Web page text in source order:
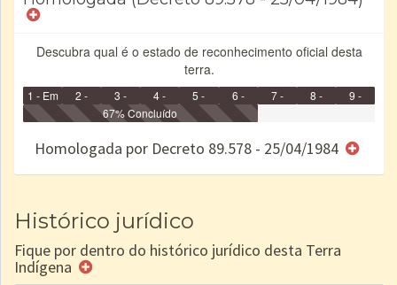
Descubra qual é o estado de reconhecimento oficial desta
terra.
1 - Em
Identificação
2 -
Identificada
3 -
Declarada
4 -
Reservada
5 -
Homologada
6 -
Registrada
e/ou
7 -
Restrição
8 -
9 -
67% Concluído
Homologada por Decreto 89.578 - 25/04/1984
Histórico jurídico
Fique por dentro do histórico jurídico desta Terra
Indígena